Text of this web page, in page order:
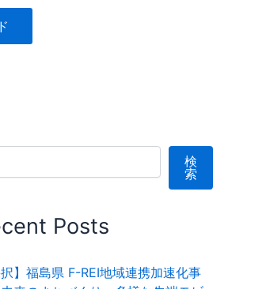
検
索
Posts
択】福島県 F-REI地域連携加速化事